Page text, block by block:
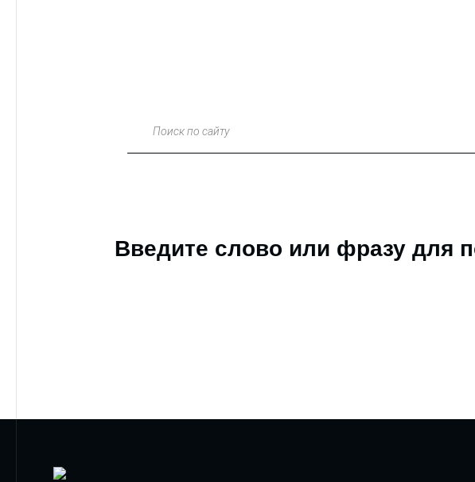
Поиск по сайту
Введите слово или фразу для